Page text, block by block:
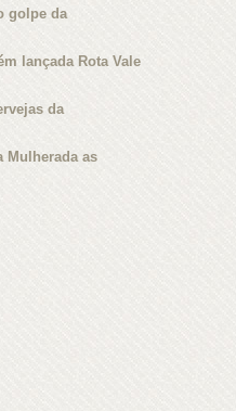
golpe da
lançada Rota Vale
da
Mulherada as